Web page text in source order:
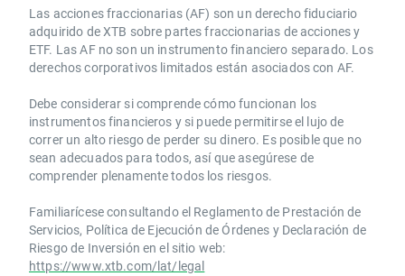
Las acciones fraccionarias (AF) son un derecho fiduciario
adquirido de XTB sobre partes fraccionarias de acciones y
ETF. Las AF no son un instrumento financiero separado. Los
derechos corporativos limitados están asociados con AF.
Debe considerar si comprende cómo funcionan los
instrumentos financieros y si puede permitirse el lujo de
correr un alto riesgo de perder su dinero. Es posible que no
sean adecuados para todos, así que asegúrese de
comprender plenamente todos los riesgos.
Familiarícese consultando el Reglamento de Prestación de
Servicios, Política de Ejecución de Órdenes y Declaración de
Riesgo de Inversión en el sitio web:
https://www.xtb.com/lat/legal